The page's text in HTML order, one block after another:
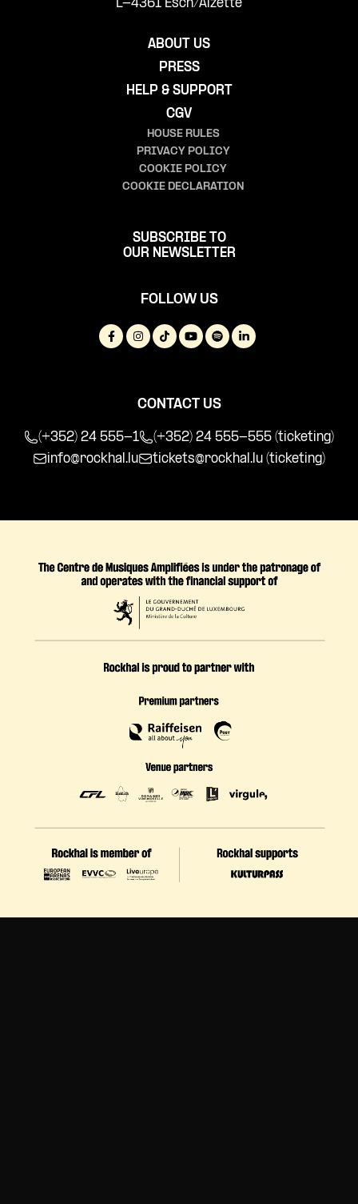
L-4361 Esch/Alzette
ABOUT US
PRESS
HELP & SUPPORT
CGV
HOUSE RULES
PRIVACY POLICY
COOKIE POLICY
COOKIE DECLARATION
SUBSCRIBE TO
OUR NEWSLETTER
FOLLOW US
CONTACT US
(+352) 24 555-1
(+352) 24 555-555 (ticketing)
info@rockhal.lu
tickets@rockhal.lu (ticketing)